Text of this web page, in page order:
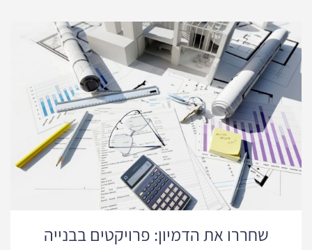
שחררו את הדמיון: פרויקטים בבנייה